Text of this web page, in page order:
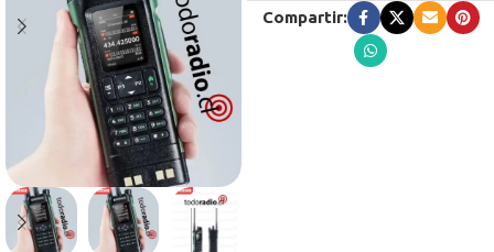
Compartir: